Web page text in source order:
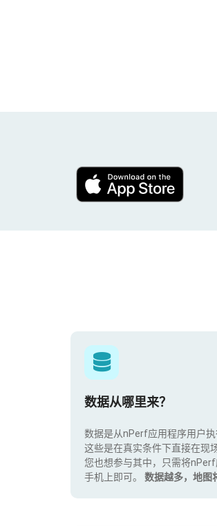
数据从哪里来？
数据是从nPerf应用程序用户执
这些是在真实条件下直接在现
您也想参与其中，只需将
手机上即可。 数据越多，地图